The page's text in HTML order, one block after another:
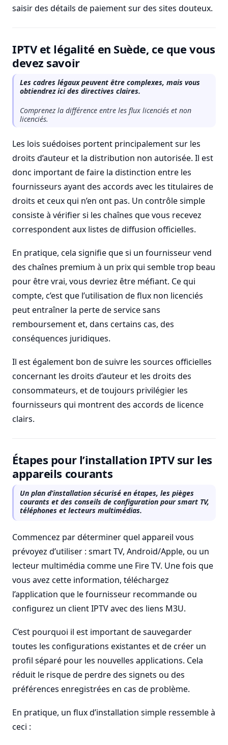
saisir des détails de paiement sur des sites douteux.
IPTV et légalité en Suède, ce que vous
devez savoir
Les cadres légaux peuvent être complexes, mais vous
obtiendrez ici des directives claires.
Comprenez la différence entre les flux licenciés et non
licenciés.
Les lois suédoises portent principalement sur les
droits d’auteur et la distribution non autorisée. Il est
donc important de faire la distinction entre les
fournisseurs ayant des accords avec les titulaires de
droits et ceux qui n’en ont pas. Un contrôle simple
consiste à vérifier si les chaînes que vous recevez
correspondent aux listes de diffusion officielles.
En pratique, cela signifie que si un fournisseur vend
des chaînes premium à un prix qui semble trop beau
pour être vrai, vous devriez être méfiant. Ce qui
compte, c’est que l’utilisation de flux non licenciés
peut entraîner la perte de service sans
remboursement et, dans certains cas, des
conséquences juridiques.
Il est également bon de suivre les sources officielles
concernant les droits d’auteur et les droits des
consommateurs, et de toujours privilégier les
fournisseurs qui montrent des accords de licence
clairs.
Étapes pour l’installation IPTV sur les
appareils courants
Un plan d’installation sécurisé en étapes, les pièges
courants et des conseils de configuration pour smart TV,
téléphones et lecteurs multimédias.
Commencez par déterminer quel appareil vous
prévoyez d’utiliser : smart TV, Android/Apple, ou un
lecteur multimédia comme une Fire TV. Une fois que
vous avez cette information, téléchargez
l’application que le fournisseur recommande ou
configurez un client IPTV avec des liens M3U.
C’est pourquoi il est important de sauvegarder
toutes les configurations existantes et de créer un
profil séparé pour les nouvelles applications. Cela
réduit le risque de perdre des signets ou des
préférences enregistrées en cas de problème.
En pratique, un flux d’installation simple ressemble à
ceci :